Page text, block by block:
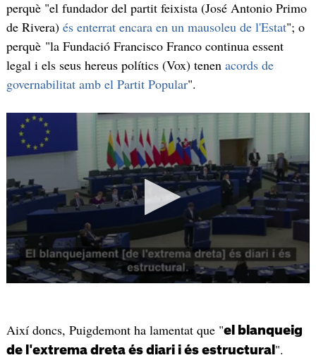
perquè "el fundador del partit feixista (José Antonio Primo
de Rivera) és enterrat encara en un mausoleu de l'Estat"; o
perquè "la Fundació Francisco Franco continua essent
legal i els seus hereus polítics (Vox) tenen acords de
governabilitat amb el Partit Popular".
Així doncs, Puigdemont ha lamentat que "el blanqueig
de l'extrema dreta és diari i és estructural ".